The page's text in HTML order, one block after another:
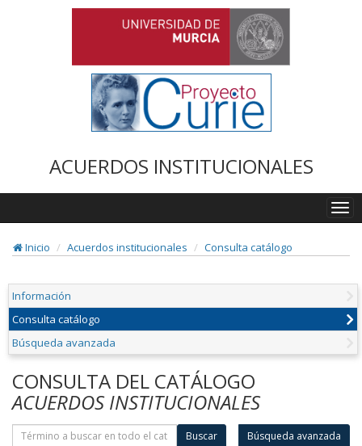
ACUERDOS INSTITUCIONALES
Inicio
Acuerdos institucionales Consulta catálogo
Información
Consulta catálogo
Búsqueda avanzada
CONSULTA DEL CATÁLOGO
ACUERDOS INSTITUCIONALES
Buscar Búsqueda avanzada